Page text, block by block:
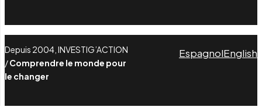
Depuis 2004, INVESTIG’ACTION
/Comprendre le monde pour
le changer
EspagnolEnglish